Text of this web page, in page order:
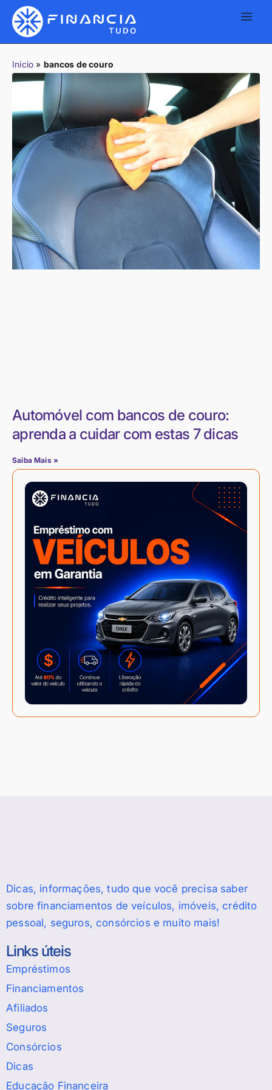
Início » bancos de couro
Automóvel com bancos de couro:
aprenda a cuidar com estas 7 dicas
Saiba Mais »
Dicas, informações, tudo que você precisa saber
sobre financiamentos de veículos, imóveis, crédito
pessoal, seguros, consórcios e muito mais!
Links úteis
Empréstimos
Financiamentos
Afiliados
Seguros
Consórcios
Dicas
Educação Financeira